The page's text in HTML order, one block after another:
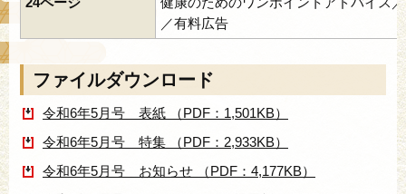
／有料広告
ファイルダウンロード
令和6年5月号 表紙 （PDF：1,501KB）
令和6年5月号 特集 （PDF：2,933KB）
令和6年5月号 お知らせ （PDF：4,177KB）